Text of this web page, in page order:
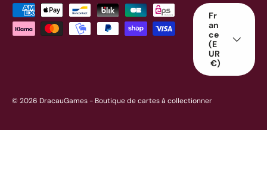
Moyens de paiement acceptés Pays
Fr
an
ce
(E
UR
€)
© 2026 DracauGames- Boutique de cartes à collectionner